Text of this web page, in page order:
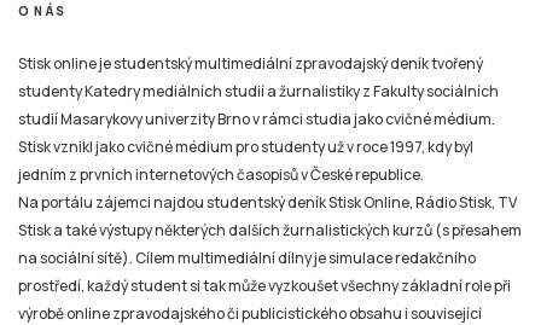
O NÁS
Stisk online je studentský multimediální zpravodajský deník tvořený
studenty Katedry mediálních studií a žurnalistiky z Fakulty sociálních
studií Masarykovy univerzity Brno v rámci studia jako cvičné médium.
Stisk vznikl jako cvičné médium pro studenty už v roce 1997, kdy byl
jedním z prvních internetových časopisů v České republice.
Na portálu zájemci najdou studentský deník Stisk Online, Rádio Stisk, TV
Stisk a také výstupy některých dalších žurnalistických kurzů (s přesahem
na sociální sítě). Cílem multimediální dílny je simulace redakčního
prostředí, každý student si tak může vyzkoušet všechny základní role při
výrobě online zpravodajského či publicistického obsahu i související